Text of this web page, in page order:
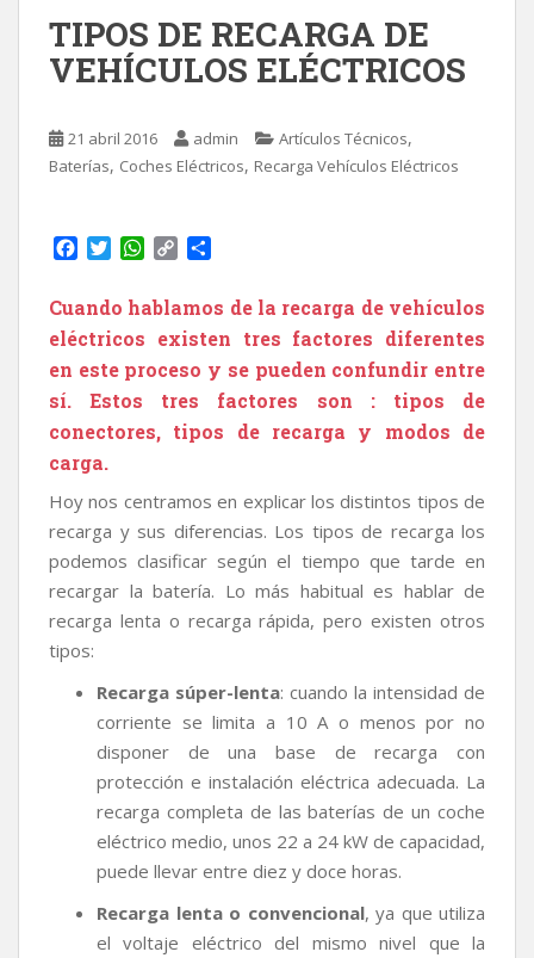
TIPOS DE RECARGA DE
VEHÍCULOS ELÉCTRICOS
21 abril 2016 admin Artículos Técnicos,
Baterías, Coches Eléctricos, Recarga Vehículos Eléctricos
e
b
o
t
t
e
r
W
a
t
A
y
L
i
n
k
p
a
r
r
Cuando hablamos de la recarga de vehículos
eléctricos existen tres factores diferentes
en este proceso y se pueden confundir entre
sí. Estos tres factores son : tipos de
conectores, tipos de recarga y modos de
carga.
Hoy nos centramos en explicar los distintos tipos de
recarga y sus diferencias. Los tipos de recarga los
podemos clasificar según el tiempo que tarde en
recargar la batería. Lo más habitual es hablar de
recarga lenta o recarga rápida, pero existen otros
tipos:
Recarga súper-lenta: cuando la intensidad de
corriente se limita a 10 A o menos por no
disponer de una base de recarga con
protección e instalación eléctrica adecuada. La
recarga completa de las baterías de un coche
eléctrico medio, unos 22 a 24 kW de capacidad,
puede llevar entre diez y doce horas.
Recarga lenta o convencional, ya que utiliza
el voltaje eléctrico del mismo nivel que la